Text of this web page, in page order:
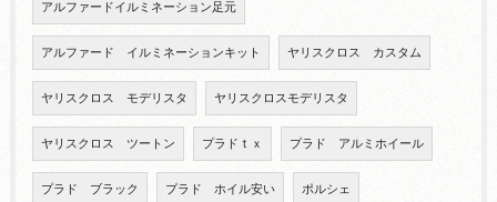
アルファードイルミネーション足元
アルファード イルミネーションキット ヤリスクロス カスタム
ヤリスクロス モデリスタ ヤリスクロスモデリスタ
ヤリスクロス ツートン プラドｔｘ プラド アルミホイール
プラド ブラック プラド ホイル安い ポルシェ